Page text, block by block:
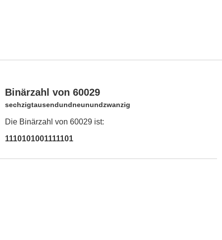
Binärzahl von 60029
sechzigtausendundneunundzwanzig
Die Binärzahl von 60029 ist:
1110101001111101